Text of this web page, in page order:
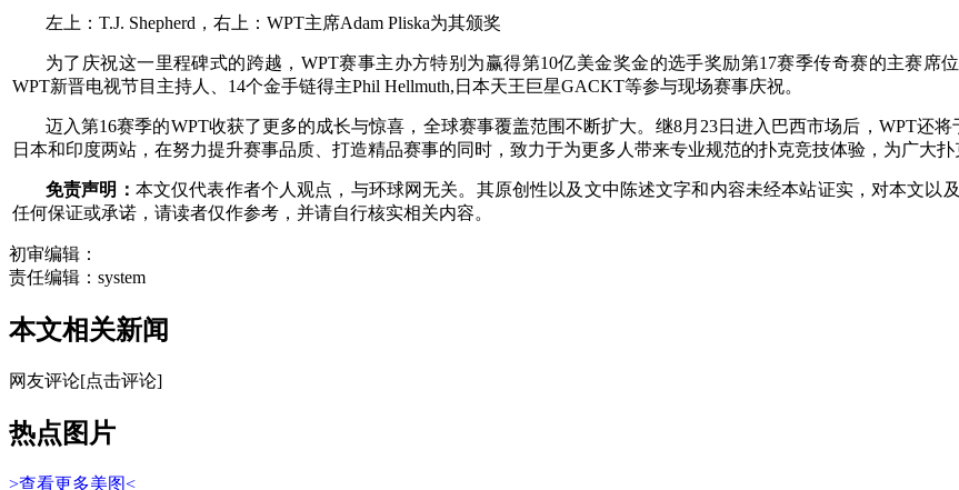
左上：T.J. Shepherd，右上：WPT主席Adam Pliska为其颁奖
为了庆祝这一里程碑式的跨越，WPT赛事主办方特别为赢得第10亿美金奖金的选手奖励第17赛季传奇赛的主赛席
WPT新晋电视节目主持人、14个金手链得主Phil Hellmuth,日本天王巨星GACKT等参与现场赛事庆祝。
迈入第16赛季的WPT收获了更多的成长与惊喜，全球赛事覆盖范围不断扩大。继8月23日进入巴西市场后，WPT还
日本和印度两站，在努力提升赛事品质、打造精品赛事的同时，致力于为更多人带来专业规范的扑克竞技体验，为广大扑
免责声明： 本文仅代表作者个人观点，与环球网无关。其原创性以及文中陈述文字和内容未经本站证实，对本文
任何保证或承诺，请读者仅作参考，并请自行核实相关内容。
初审编辑：
责任编辑：system
本文相关新闻
网友评论[点击评论]
热点图片
>查看更多美图<